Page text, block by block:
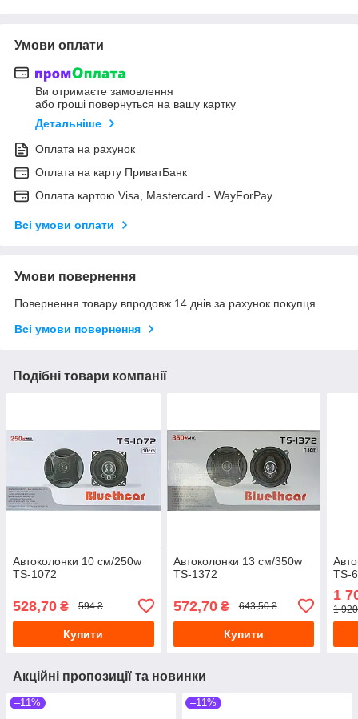
Умови оплати
Ви отримаєте замовлення
або гроші повернуться на вашу картку
Детальніше
Оплата на рахунок
Оплата на карту ПриватБанк
Оплата картою Visa, Mastercard - WayForPay
Всі умови оплати
Умови повернення
Повернення товару впродовж 14 днів за рахунок покупця
Всі умови повернення
Подібні товари компанії
Автоколонки 10 см/250w
TS-1072
528,70 ₴ 594 ₴
Купити
Автоколонки 13 см/350w
TS-1372
572,70₴ 643,50 ₴
Купити
TS-
1
1
Акційні пропозиції та новинки
–11% –11%